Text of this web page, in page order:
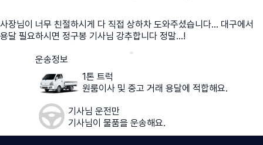
사장님이 너무 친절하시게 다 직접 상하차 도와주셨습니다… 대구에서
용달 필요하시면 정구봉 기사님 강추합니다 정말…!
운송정보
1톤 트럭
원룸이사 및 중고 거래 용달에 적합해요.
기사님 운전만
기사님이 물품을 운송해요.